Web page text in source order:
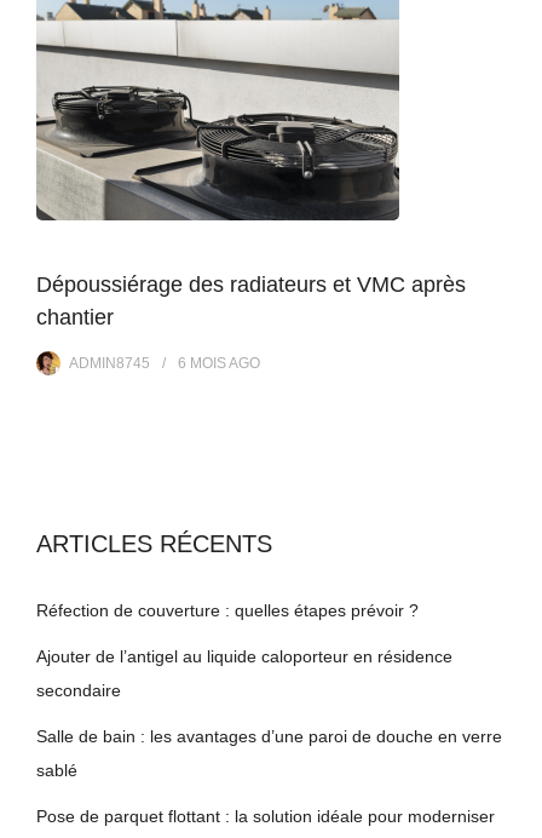
Dépoussiérage des radiateurs et VMC après
chantier
ADMIN8745 6 MOISAGO
ARTICLES RÉCENTS
Réfection de couverture : quelles étapes prévoir ?
Ajouter de l’antigel au liquide caloporteur en résidence
secondaire
Salle de bain : les avantages d’une paroi de douche en verre
sablé
Pose de parquet flottant : la solution idéale pour moderniser